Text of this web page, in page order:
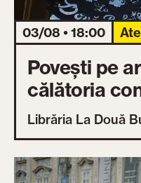
03/08 • 18:00
Povești pe
călătoria
Librăria La Două